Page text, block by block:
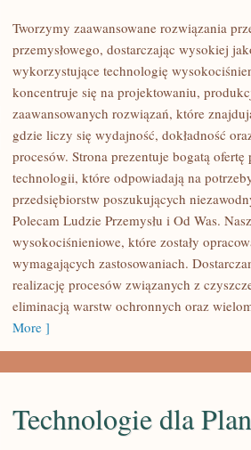
ENERGETYKA
ZASOBY
Tworzymy zaawansowane rozwiązania
przemysłowego, dostarczając wysokiej
wykorzystujące technologię
koncentruje się na projektowaniu,
zaawansowanych rozwiązań, które
gdzie liczy się wydajność, dokładność
procesów. Strona prezentuje bogatą ofertę
technologii, które odpowiadają na
przedsiębiorstw poszukujących
Polecam Ludzie Przemysłu i Od Was.
wysokociśnieniowe, które zostały
wymagających zastosowaniach.
realizację procesów związanych z
eliminacją warstw ochronnych oraz
More ]
Technologie dla